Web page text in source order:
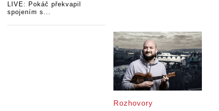
LIVE: Pokáč překvapil
spojením s...
Rozhovory